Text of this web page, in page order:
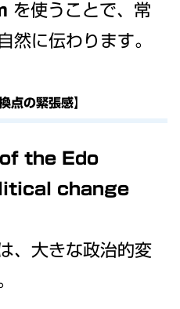
を使うことで、常
然に伝わります。
点の緊張感】
the Edo
change
、大きな政治的変